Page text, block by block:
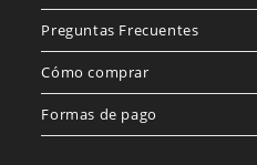
Preguntas Frecuentes
Cómo comprar
Formas de pago